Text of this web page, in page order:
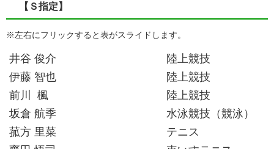
【Ｓ指定】
※左右にフリックすると表がスライドします。
井谷 俊介
陸上競技
伊藤 智也
陸上競技
前川 楓
陸上競技
坂倉 航季
水泳競技（競泳）
菰方 里菜
テニス